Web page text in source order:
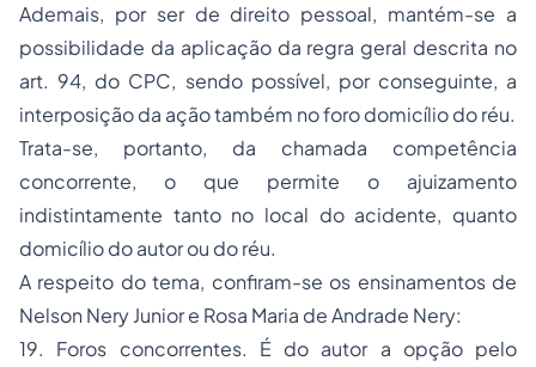
Ademais, por ser de direito pessoal, mantém-se a
possibilidade da aplicação da regra geral descrita no
art. 94, do CPC, sendo possível, por conseguinte, a
interposição da ação também no foro domicílio do réu.
Trata-se, portanto, da chamada competência
concorrente, o que permite o ajuizamento
indistintamente tanto no local do acidente, quanto
domicílio do autor ou do réu.
A respeito do tema, confiram-se os ensinamentos de
Nelson Nery Junior e Rosa Maria de Andrade Nery:
19. Foros concorrentes. É do autor a opção pelo